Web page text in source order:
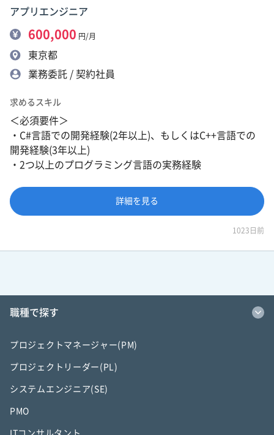
アプリエンジニア
600,000 円/月
東京都
業務委託 / 契約社員
求めるスキル
＜必須要件＞
・C#言語での開発経験(2年以上)、もしくはC++言語での
開発経験(3年以上)
・2つ以上のプログラミング言語の実務経験
詳細を見る
1023日前
職種で探す
プロジェクトマネージャー(PM)
プロジェクトリーダー(PL)
システムエンジニア(SE)
PMO
ITコンサルタント